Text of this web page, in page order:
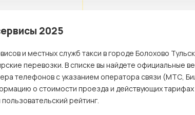
2025
и местных служб такси в городе Болохово
перевозки. В списке вы найдете официальные
телефонов с указанием оператора связи (МТС,
о стоимости проезда и действующих тарифах
рейтинг.